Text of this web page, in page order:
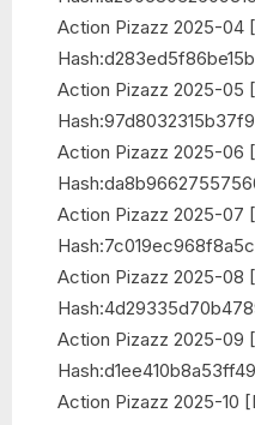
Action Pizazz 2025-04
Action Pizazz 2025-05
Action Pizazz 2025-06
Action Pizazz 2025-07
Action Pizazz 2025-08
Action Pizazz 2025-09
Action Pizazz 2025-10